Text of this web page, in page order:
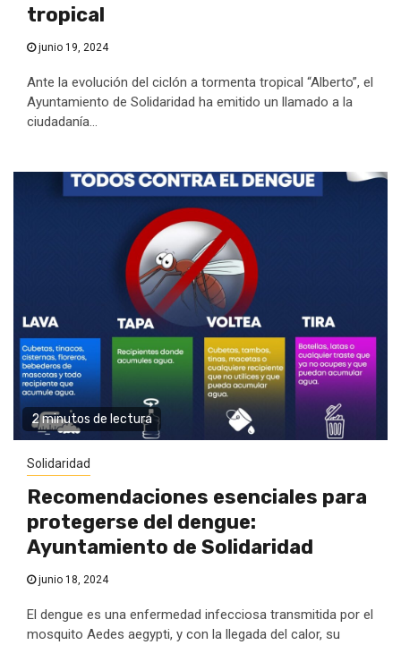
tropical
junio 19, 2024
Ante la evolución del ciclón a tormenta tropical “Alberto”, el
Ayuntamiento de Solidaridad ha emitido un llamado a la
ciudadanía...
2 minutos de lectura
Solidaridad
Recomendaciones esenciales para
protegerse del dengue:
Ayuntamiento de Solidaridad
junio 18, 2024
El dengue es una enfermedad infecciosa transmitida por el
mosquito Aedes aegypti, y con la llegada del calor, su